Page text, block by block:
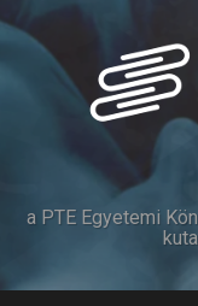
Tovább
tartalomhoz
Keresés
a PTE Egyetemi